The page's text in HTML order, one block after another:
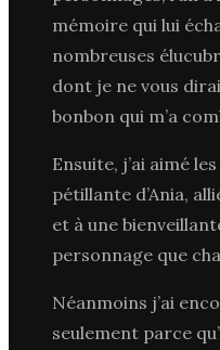
mémoire qui lui
nombreuses
dont je ne vous
bonbon qui m’a
Ensuite, j’ai aimé
pétillante d’Ania,
et à une
personnage que
Néanmoins j’ai
seulement parce